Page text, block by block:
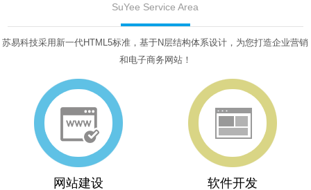
SuYee Service Area
苏易科技采用新一代HTML5标准，基于N层结构体系设计，为您打造企业营销
和电子商务网站！
网站建设 软件开发